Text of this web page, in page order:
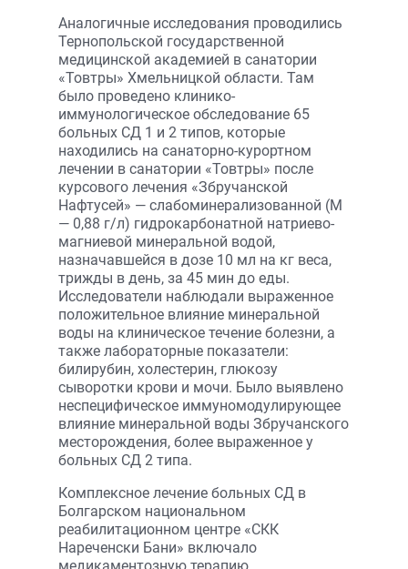
Аналогичные исследования проводились
Тернопольской государственной
медицинской академией в санатории
«Товтры» Хмельницкой области. Там
было проведено клинико-
иммунологическое обследование 65
больных СД 1 и 2 типов, которые
находились на санаторно-курортном
лечении в санатории «Товтры» после
курсового лечения «Збручанской
Нафтусей» — слабоминерализованной (М
— 0,88 г/л) гидрокарбонатной натриево-
магниевой минеральной водой,
назначавшейся в дозе 10 мл на кг веса,
трижды в день, за 45 мин до еды.
Исследователи наблюдали выраженное
положительное влияние минеральной
воды на клиническое течение болезни, а
также лабораторные показатели:
билирубин, холестерин, глюкозу
сыворотки крови и мочи. Было выявлено
неспецифическое иммуномодулирующее
влияние минеральной воды Збручанского
месторождения, более выраженное у
больных СД 2 типа.
Комплексное лечение больных СД в
Болгарском национальном
реабилитационном центре «СКК
Нареченски Бани» включало